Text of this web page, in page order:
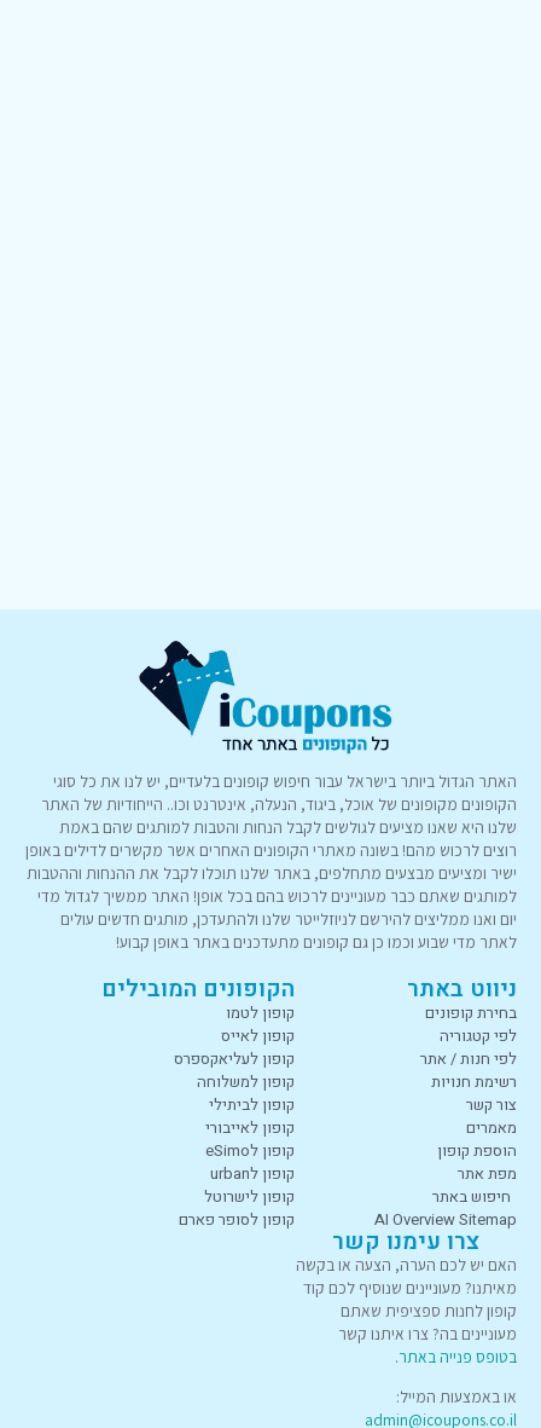
האתר הגדול ביותר בישראל עבור חיפוש קופונים בלעדיים, יש לנו את כל סוגי
הקופונים מקופונים של אוכל, ביגוד, הנעלה, אינטרנט וכו.. הייחודיות של האתר
שלנו היא שאנו מציעים לגולשים לקבל הנחות והטבות למותגים שהם באמת
רוצים לרכוש מהם! בשונה מאתרי הקופונים האחרים אשר מקשרים לדילים באופן
ישיר ומציעים מבצעים מתחלפים, באתר שלנו תוכלו לקבל את ההנחות וההטבות
למותגים שאתם כבר מעוניינים לרכוש בהם בכל אופן! האתר ממשיך לגדול מדי
יום ואנו ממליצים להירשם לניוזלייטר שלנו ולהתעדכן, מותגים חדשים עולים
לאתר מדי שבוע וכמו כן גם קופונים מתעדכנים באתר באופן קבוע!
ניווט באתר
בחירת קופונים
לפי קטגוריה
לפי חנות / אתר
רשימת חנויות
צור קשר
מאמרים
הוספת קופון
מפת אתר
חיפוש באתר
AI Overview Sitemap
הקופונים המובילים
קופון לטמו
קופון לאייס
קופון לעליאקספרס
קופון למשלוחה
קופון לביתילי
קופון לאייבורי
קופון לeSimo
קופון לurban
קופון לישרוטל
קופון לסופר פארם
צרו עימנו קשר
האם יש לכם הערה, הצעה או בקשה
מאיתנו? מעוניינים שנוסיף לכם קוד
קופון לחנות ספציפית שאתם
מעוניינים בה? צרו איתנו קשר
בטופס פנייה באתר.
או באמצעות המייל:
admin@icoupons.co.il